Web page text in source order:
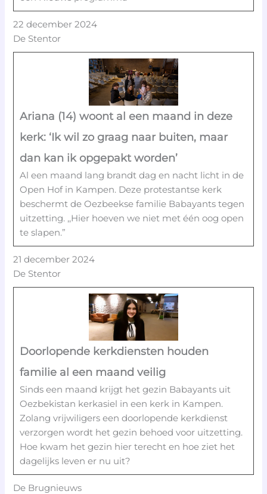
22 december 2024
De Stentor
Ariana (14) woont al een maand in deze
kerk: ‘Ik wil zo graag naar buiten, maar
dan kan ik opgepakt worden’
Al een maand lang brandt dag en nacht licht in de
Open Hof in Kampen. Deze protestantse kerk
beschermt de Oezbeekse familie Babayants tegen
uitzetting. ,,Hier hoeven we niet met één oog open
te slapen.”
21 december 2024
De Stentor
Doorlopende kerkdiensten houden
familie al een maand veilig
Sinds een maand krijgt het gezin Babayants uit
Oezbekistan kerkasiel in een kerk in Kampen.
Zolang vrijwiligers een doorlopende kerkdienst
verzorgen wordt het gezin behoed voor uitzetting.
Hoe kwam het gezin hier terecht en hoe ziet het
dagelijks leven er nu uit?
De Brugnieuws